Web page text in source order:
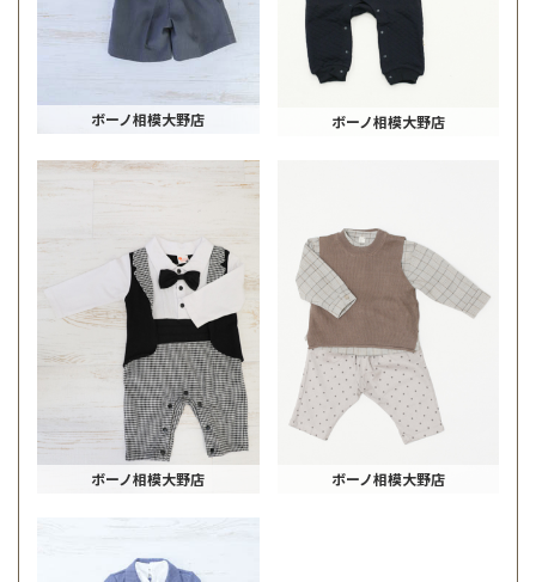
ボーノ相模大野店 ボーノ相模大野店
ボーノ相模大野店 ボーノ相模大野店